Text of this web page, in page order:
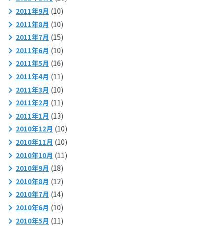
2011年9月 (10)
2011年8月 (10)
2011年7月 (15)
2011年6月 (10)
2011年5月 (16)
2011年4月 (11)
2011年3月 (10)
2011年2月 (11)
2011年1月 (13)
2010年12月 (10)
2010年11月 (10)
2010年10月 (11)
2010年9月 (18)
2010年8月 (12)
2010年7月 (14)
2010年6月 (10)
2010年5月 (11)